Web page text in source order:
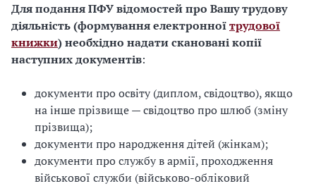
Для подання ПФУ відомостей про Вашу трудову
діяльність (формування електронноїтрудової
книжки) необхідно надати скановані копії
наступних документів:
документи про освіту (диплом, свідоцтво), якщо
на інше прізвище — свідоцтво про шлюб (зміну
прізвища);
документи про народження дітей (жінкам);
документи про службу в армії, проходження
військової служби (військово-обліковий